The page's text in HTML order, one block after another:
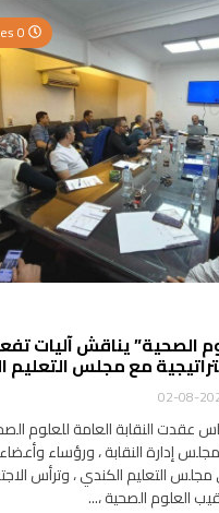
الصحية” يناقش آليات
مع مجلس التعليم
عقدت النقابة العامة للعلوم
إدارة النقابة ، ورؤساء وأعضاء
مجلس التعليم الكندي ، وترأس
العلوم الصحية ،...